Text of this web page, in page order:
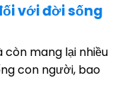
với đời sống
mang lại nhiều
con người, bao